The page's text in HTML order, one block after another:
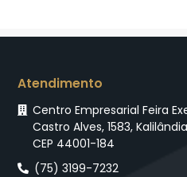
Atendimento
Centro Empresarial Feira
Castro Alves, 1583,
CEP 44001-184
(75) 3199-7232